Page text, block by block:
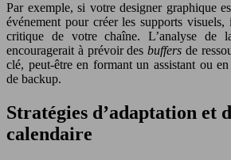
Par exemple, si votre designer graphique
événement pour créer les supports
critique de votre chaîne. L’analyse de
encouragerait à prévoir desbuffers de
clé, peut-être en formant un assistant ou
de backup.
Stratégies d’adaptation et
calendaire